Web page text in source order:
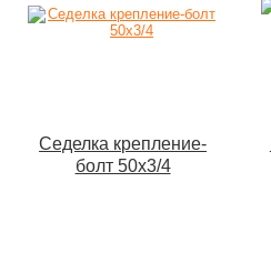
Седелка крепление-
болт 50х3/4